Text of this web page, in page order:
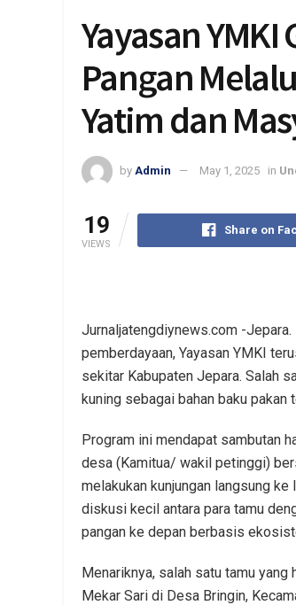
Yayasan
Pangan
Yatim dan
by Admin May 1, 2025 in
19
VIEWS
Share on
Jurnaljatengdiynews.com -Jepara.
pemberdayaan, Yayasan YMKI
sekitar Kabupaten Jepara. Salah
kuning sebagai bahan baku pakan
Program ini mendapat sambutan
desa (Kamitua/ wakil petinggi)
melakukan kunjungan langsung
diskusi kecil antara para tamu
pangan ke depan berbasis
Menariknya, salah satu tamu
Mekar Sari di Desa Bringin,